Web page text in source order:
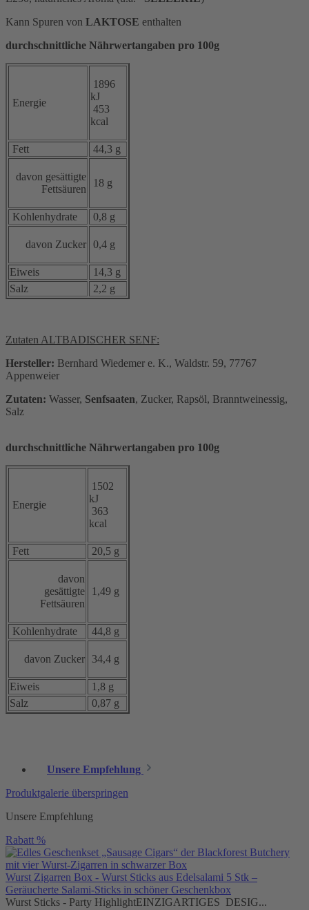
Kann Spuren von LAKTOSE enthalten
durchschnittliche Nährwertangaben pro 100g
Energie
1896
kJ
453
kcal
Fett 44,3 g
davon gesättigte
Fettsäuren
18 g
Kohlenhydrate 0,8 g
davon Zucker 0,4 g
Eiweis
14,3 g
Salz
2,2 g
Zutaten ALTBADISCHER SENF:
Hersteller: Bernhard Wiedemer e. K., Waldstr. 59, 77767
Appenweier
Zutaten: Wasser, Senfsaaten, Zucker, Rapsöl, Branntweinessig,
Salz
durchschnittliche Nährwertangaben pro 100g
Energie
1502
kJ
363
kcal
Fett 20,5 g
davon
gesättigte
Fettsäuren
1,49 g
Kohlenhydrate 44,8 g
davon Zucker 34,4 g
Eiweis
1,8 g
Salz
0,87 g
Unsere Empfehlung
Produktgalerie überspringen
Unsere Empfehlung
Rabatt %
Wurst Zigarren Box - Wurst Sticks aus Edelsalami 5 Stk –
Geräucherte Salami-Sticks in schöner Geschenkbox
Wurst Sticks - Party HighlightEINZIGARTIGES DESIG...